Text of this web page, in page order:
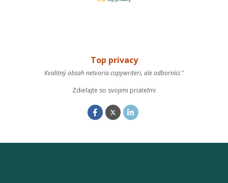
Top privacy
Kvalitný obsah netvoria copywriteri, ale odborníci."
Zdieľajte so svojimi priateľmi